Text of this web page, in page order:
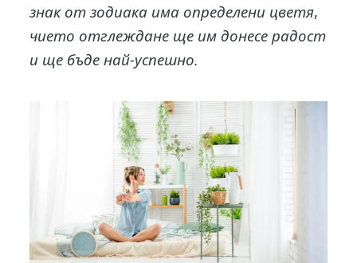
знак от зодиака има определени цветя,
чието отглеждане ще им донесе радост
и ще бъде най-успешно.